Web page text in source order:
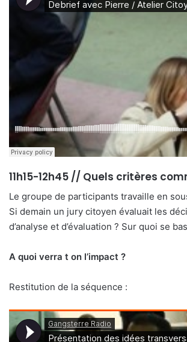
11h15-12h45 // Quels critères
Le groupe de participants travaille en
Si demain un jury citoyen évaluait les
d’analyse et d’évaluation ? Sur quoi se
A quoi verra t on l’impact ?
Restitution de la séquence :